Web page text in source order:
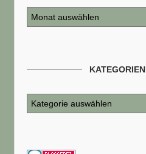
KATEGORIEN